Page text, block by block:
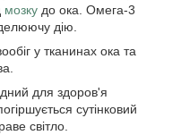
мозку до ока. Омега-3
дію.
у тканинах ока та
для здоров'я
сутінковий
світло.